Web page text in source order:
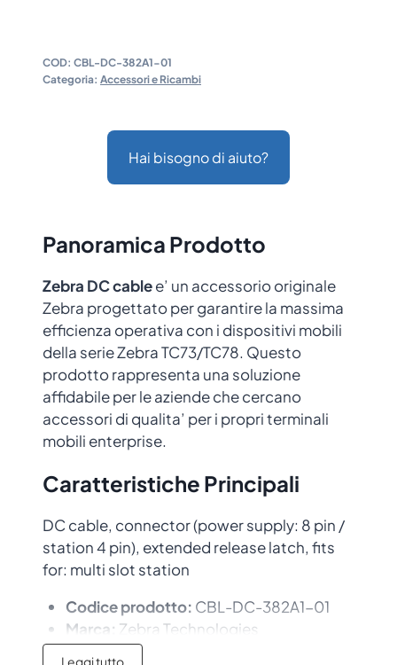
COD: CBL-DC-382A1-01
Categoria: Accessori e Ricambi
Hai bisogno di aiuto?
Panoramica Prodotto
Zebra DC cablee’ un accessorio originale
Zebra progettato per garantire la massima
efficienza operativa con i dispositivi mobili
della serie Zebra TC73/TC78. Questo
prodotto rappresenta una soluzione
affidabile per le aziende che cercano
accessori di qualita’ per i propri terminali
mobili enterprise.
Caratteristiche Principali
DC cable, connector (power supply: 8 pin /
station 4 pin), extended release latch, fits
for: multi slot station
Codice prodotto: CBL-DC-382A1-01
Marca: Zebra Technologies
Qualita’ certificata:
Leggi tutto